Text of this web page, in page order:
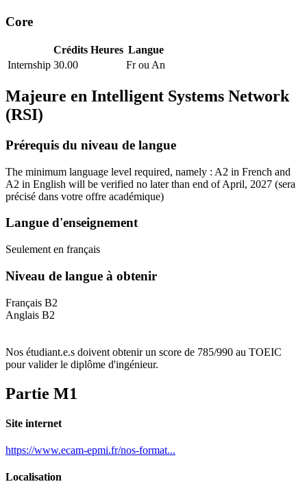
Core
Crédits Heures Langue
Internship 30.00 Fr ou An
Majeure en Intelligent Systems Network
(RSI)
Prérequis du niveau de langue
The minimum language level required, namely : A2 in French and
A2 in English will be verified no later than end of April, 2027 (sera
précisé dans votre offre académique)
Langue d'enseignement
Seulement en français
Niveau de langue à obtenir
Français B2
Anglais B2
Nos étudiant.e.s doivent obtenir un score de 785/990 au TOEIC
pour valider le diplôme d'ingénieur.
Partie M1
Site internet
https://www.ecam-epmi.fr/nos-format...
Localisation